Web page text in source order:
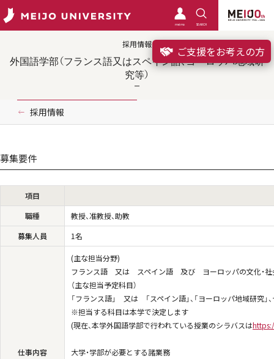
meimo SEARCH
ご支援をお考えの方
採用情報
外国語学部（フランス語又はスペイン語、ヨーロッパ地域研
究等）
採用情報
募集要件
項目
職種
教授、准教授、助教
募集人員
1名
仕事内容
(主な担当分野)
フランス語 又は スペイン語 及び ヨーロッパの文化・社会
（主な担当予定科目）
「フランス語」 又は 「スペイン語」、「ヨーロッパ地域研究」
※担当する科目は本学で決定します
(現在、本学外国語学部で行われている授業のシラバスは
大学・学部が必要とする諸業務